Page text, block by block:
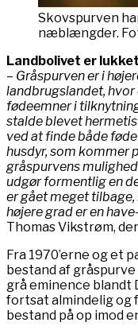
Skovspurven
næblængder.
Landbolivet er lukket
– Gråspurven er i
landbrugslandet,
fødeemner i
stalde blevet
ved at finde både
husdyr, som kommer
gråspurvens
udgør formentlig en
er gået meget
højere grad er en
Thomas Vikstrøm,
Fra 1970’erne og et
bestand af
grå eminence blandt
fortsat almindelig og
bestand på op imod